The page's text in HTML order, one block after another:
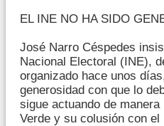
EL INE NO HA SIDO
José Narro Céspedes
Nacional Electoral (INE),
organizado hace unos
generosidad con que lo
sigue actuando de
Verde y su colusión con el